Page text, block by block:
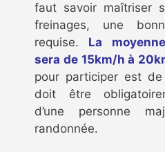
faut savoir maîtriser
freinages, une
requise. La
sera de 15km/h à
pour participer est
doit être
d’une personne
randonnée.